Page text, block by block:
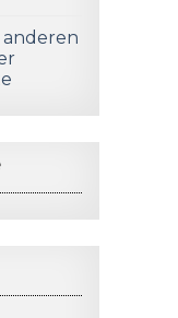
anderen